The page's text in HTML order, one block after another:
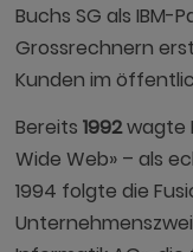
Buchs SG als IBM-
Grossrechnern
Kunden im
Bereits 1992wagte
Wide Web» – als
1994 folgte die